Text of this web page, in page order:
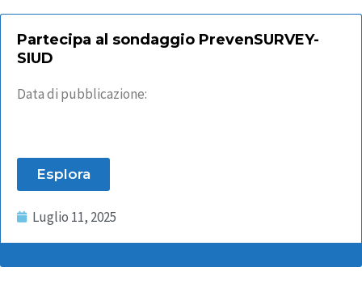
Partecipa al sondaggio PrevenSURVEY-
SIUD
Data di pubblicazione:
Esplora
Luglio 11, 2025